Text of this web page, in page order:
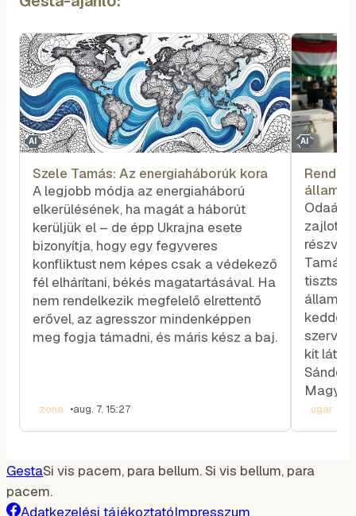
AI
Szele Tamás: Az energiaháborúk kora
A legjobb módja az energiaháború
elkerülésének, ha magát a háborút
kerüljük el – de épp Ukrajna esete
bizonyítja, hogy egy fegyveres
konfliktust nem képes csak a védekező
fél elhárítani, békés magatartásával. Ha
nem rendelkezik megfelelő elrettentő
erővel, az agresszor mindenképpen
meg fogja támadni, és máris kész a baj.
zona •aug. 7. 15:27
AI
voksot
Odaát,
zajlott
Tamás
kedden
kit
Magyar
ugar
GestaSi vis pacem, para bellum. Si vis bellum, para
pacem.
Adatkezelési tájékoztatóImpresszum